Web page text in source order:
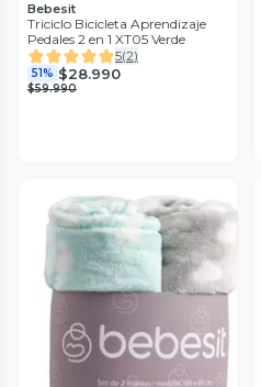
Bebesit
Triciclo Bicicleta Aprendizaje
Pedales 2 en 1 XT05 Verde
5(2)
51% $28.990
$59.990